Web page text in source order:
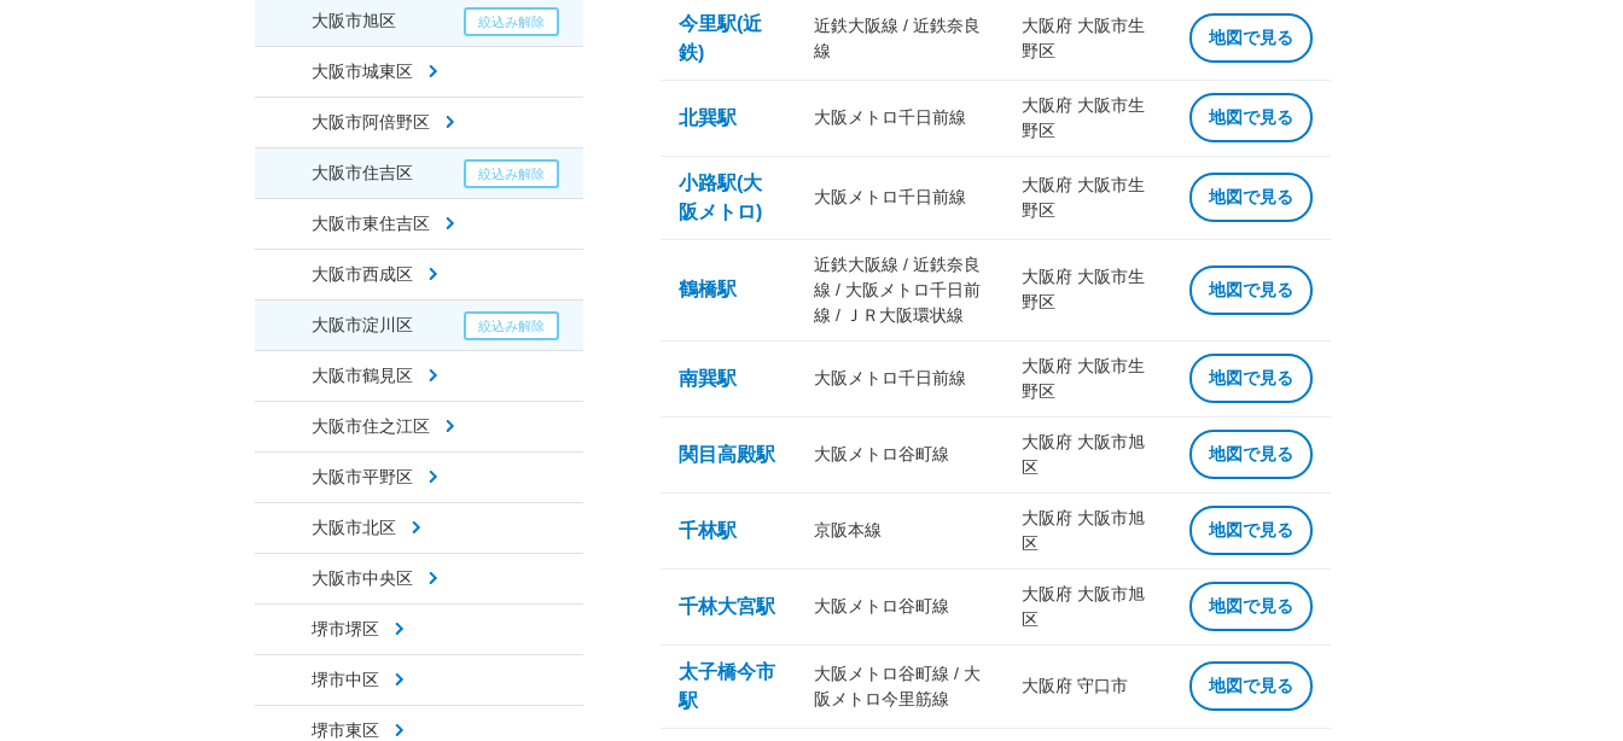
大阪市旭区
大阪市城東区
大阪市阿倍野区
大阪市住吉区
大阪市東住吉区
大阪市西成区
大阪市淀川区
大阪市鶴見区
大阪市住之江区
大阪市平野区
大阪市北区
大阪市中央区
堺市堺区
堺市中区
堺市東区
今里駅(近
鉄)
近鉄大阪線 / 近鉄奈良
線
大阪府 大阪市生
野区
地図で見る
北巽駅 大阪メトロ千日前線
大阪府 大阪市生
野区
地図で見る
小路駅(大
阪メトロ)
大阪メトロ千日前線
大阪府 大阪市生
野区
地図で見る
鶴橋駅
近鉄大阪線 / 近鉄奈良
線 / 大阪メトロ千日前
線 / ＪＲ大阪環状線
大阪府 大阪市生
野区
地図で見る
南巽駅 大阪メトロ千日前線
大阪府 大阪市生
野区
地図で見る
関目高殿駅 大阪メトロ谷町線
大阪府 大阪市旭
区
地図で見る
千林駅 京阪本線
大阪府 大阪市旭
区
地図で見る
千林大宮駅 大阪メトロ谷町線
大阪府 大阪市旭
区
地図で見る
太子橋今市
駅
大阪メトロ谷町線 / 大
阪メトロ今里筋線
大阪府 守口市 地図で見る